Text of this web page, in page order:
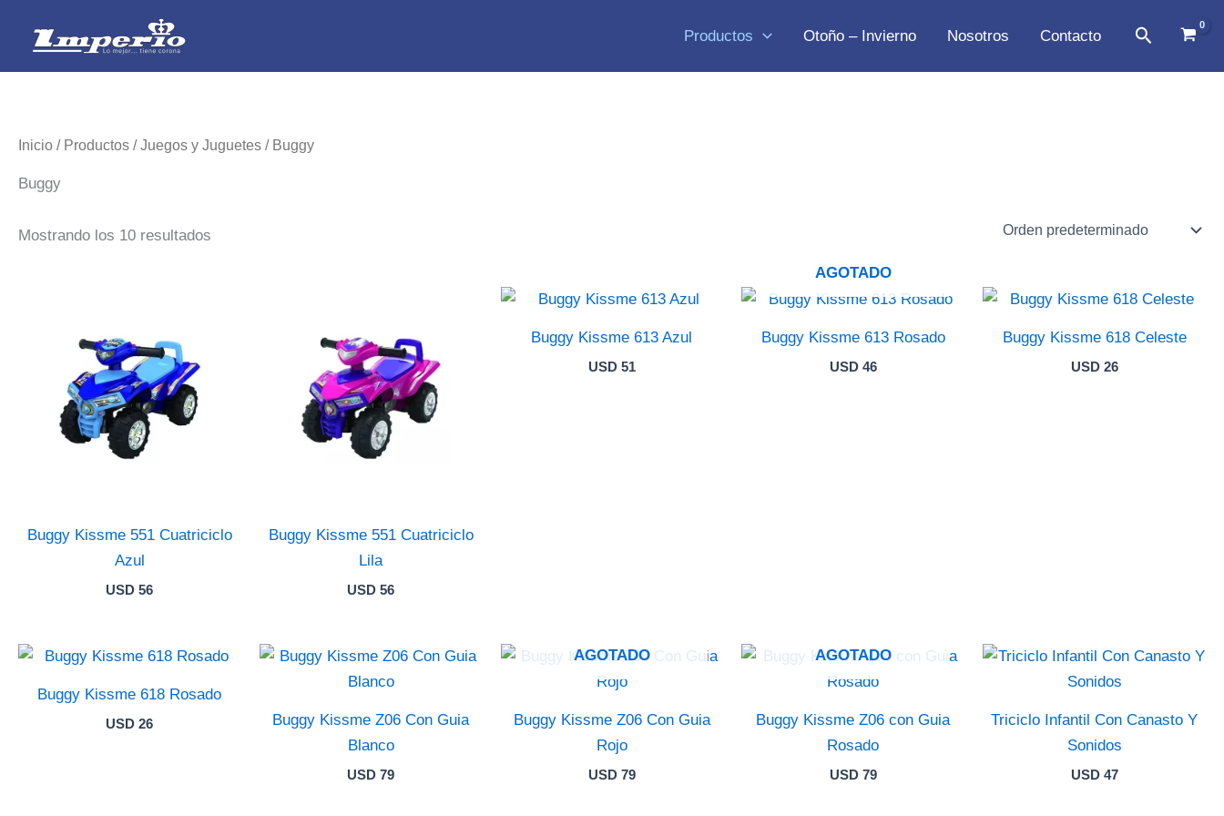
Productos Otoño – Invierno Nosotros Contacto Buscar
Inicio / Productos /Juegos y Juguetes / Buggy
Buggy
Mostrando los 10 resultados
Buggy Kissme 551 Cuatriciclo
Azul
USD 56
Buggy Kissme 551 Cuatriciclo
Lila
USD 56
Buggy Kissme 613 Azul
USD51
AGOTADO
Buggy Kissme 613 Rosado
USD46
Buggy Kissme 618 Celeste
USD26
Buggy Kissme 618 Rosado
USD 26
Buggy Kissme Z06 Con Guia
Blanco
USD 79
AGOTADO
Buggy Kissme Z06 Con Guia
Rojo
USD79
AGOTADO
Buggy Kissme Z06 con Guia
Rosado
USD79
Triciclo Infantil Con Canasto Y
Sonidos
USD47